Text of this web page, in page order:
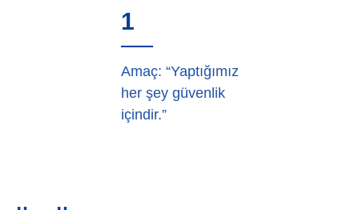
1
Amaç: “Yaptığımız
her şey güvenlik
içindir.”